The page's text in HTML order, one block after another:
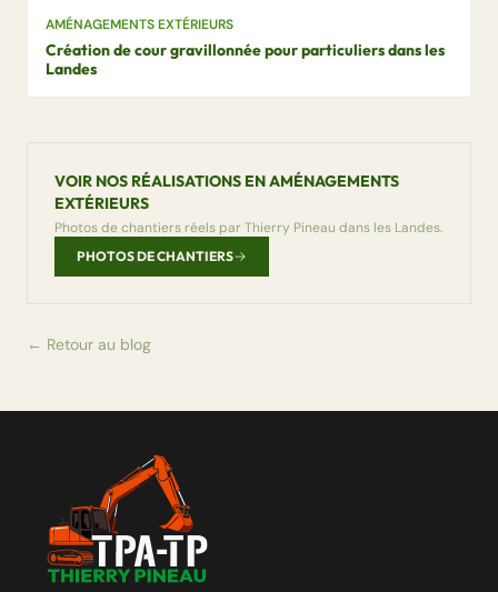
AMÉNAGEMENTS EXTÉRIEURS
Création de cour gravillonnée pour particuliers dans les
Landes
VOIR NOS RÉALISATIONS EN AMÉNAGEMENTS
EXTÉRIEURS
Photos de chantiers réels par Thierry Pineau dans les Landes.
PHOTOS DE CHANTIERS
← Retour au blog